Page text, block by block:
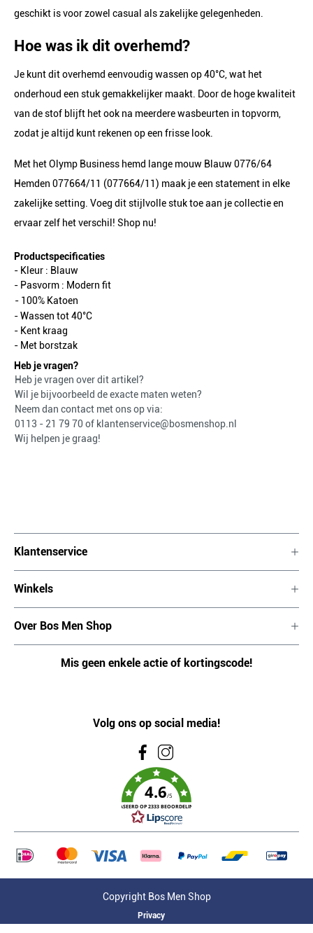
geschikt is voor zowel casual als zakelijke gelegenheden.
Hoe was ik dit overhemd?
Je kunt dit overhemd eenvoudig wassen op 40°C, wat het
onderhoud een stuk gemakkelijker maakt. Door de hoge kwaliteit
van de stof blijft het ook na meerdere wasbeurten in topvorm,
zodat je altijd kunt rekenen op een frisse look.
Met het Olymp Business hemd lange mouw Blauw 0776/64
Hemden 077664/11 (077664/11) maak je een statement in elke
zakelijke setting. Voeg dit stijlvolle stuk toe aan je collectie en
ervaar zelf het verschil! Shop nu!
Productspecificaties
- Kleur : Blauw
- Pasvorm : Modern fit
- 100% Katoen
- Wassen tot 40°C
- Kent kraag
- Met borstzak
Heb je vragen?
Heb je vragen over dit artikel?
Wil je bijvoorbeeld de exacte maten weten?
Neem dan contact met ons op via:
0113 - 21 79 70 of klantenservice@bosmenshop.nl
Wij helpen je graag!
Klantenservice
Winkels
Over Bos Men Shop
Mis geen enkele actie of kortingscode!
Volg ons op social media!
4.6/5
GEBASEERD OP 2333 BEOORDELINGEN
Copyright Bos Men Shop
Privacy